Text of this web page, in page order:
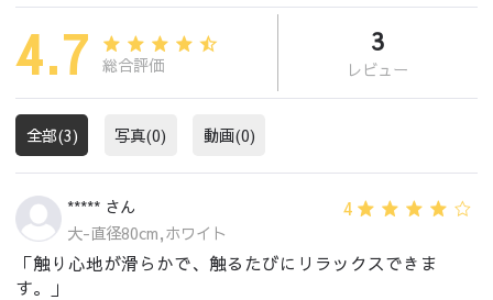
4.7 総合評価
3
レビュー
全部(3) 写真(0) 動画(0)
***** さん 4
大-直径80cm,ホワイト
「触り心地が滑らかで、触るたびにリラックスできま
す。」